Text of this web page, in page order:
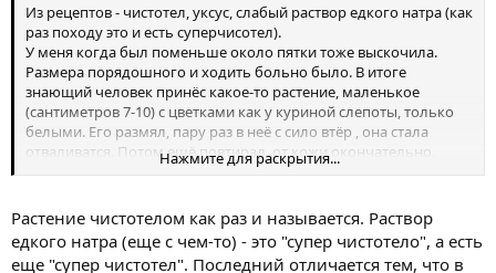
Из рецептов - чистотел, уксус, слабый раствор едкого натра (как
раз походу это и есть суперчисотел).
У меня когда был поменьше около пятки тоже выскочила.
Размера порядошного и ходить больно было. В итоге
знающий человек принёс какое-то растение, маленькое
(сантиметров 7-10) с цветками как у куриной слепоты, только
белыми. Его размял, пару раз в неё с сило втёр , она стала
отваливатся. Потом ещё повтирал, от кожи окончательно,
остатки вышли и всё зажило. Что за растение хз.
Нажмите для раскрытия...
Растение чистотелом как раз и называется. Раствор
едкого натра (еще с чем-то) - это "супер чистотело", а есть
еще "супер чистотел". Последний отличается тем, что в